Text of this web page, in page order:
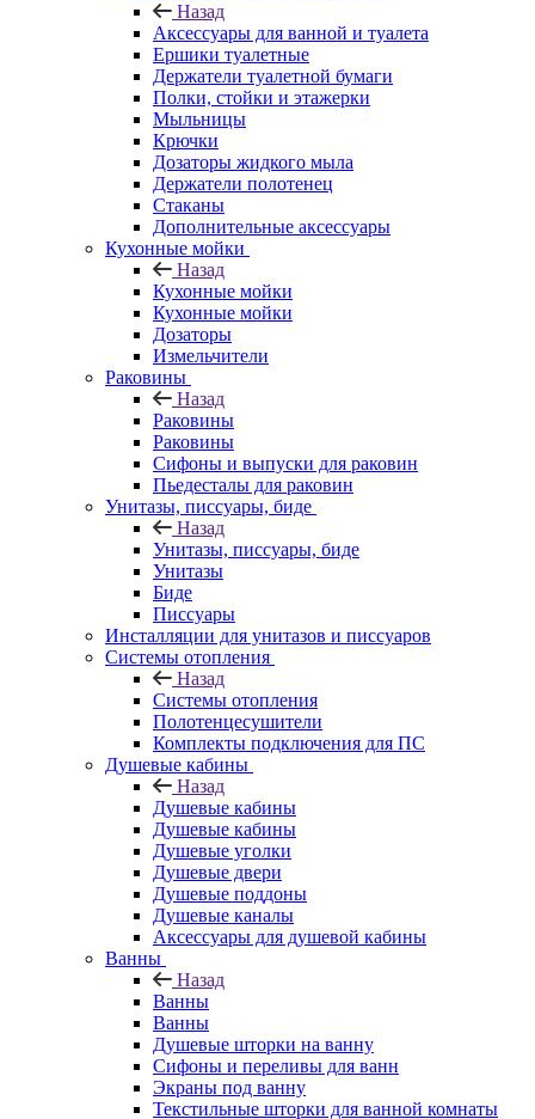
Назад
Аксессуары для ванной и туалета
Ершики туалетные
Держатели туалетной бумаги
Полки, стойки и этажерки
Мыльницы
Крючки
Дозаторы жидкого мыла
Держатели полотенец
Стаканы
Дополнительные аксессуары
Кухонные мойки
Назад
Кухонные мойки
Кухонные мойки
Дозаторы
Измельчители
Раковины
Назад
Раковины
Раковины
Сифоны и выпуски для раковин
Пьедесталы для раковин
Унитазы, писсуары, биде
Назад
Унитазы, писсуары, биде
Унитазы
Биде
Писсуары
Инсталляции для унитазов и писсуаров
Системы отопления
Назад
Системы отопления
Полотенцесушители
Комплекты подключения для ПС
Душевые кабины
Назад
Душевые кабины
Душевые кабины
Душевые уголки
Душевые двери
Душевые поддоны
Душевые каналы
Аксессуары для душевой кабины
Ванны
Назад
Ванны
Ванны
Душевые шторки на ванну
Сифоны и переливы для ванн
Экраны под ванну
Текстильные шторки для ванной комнаты